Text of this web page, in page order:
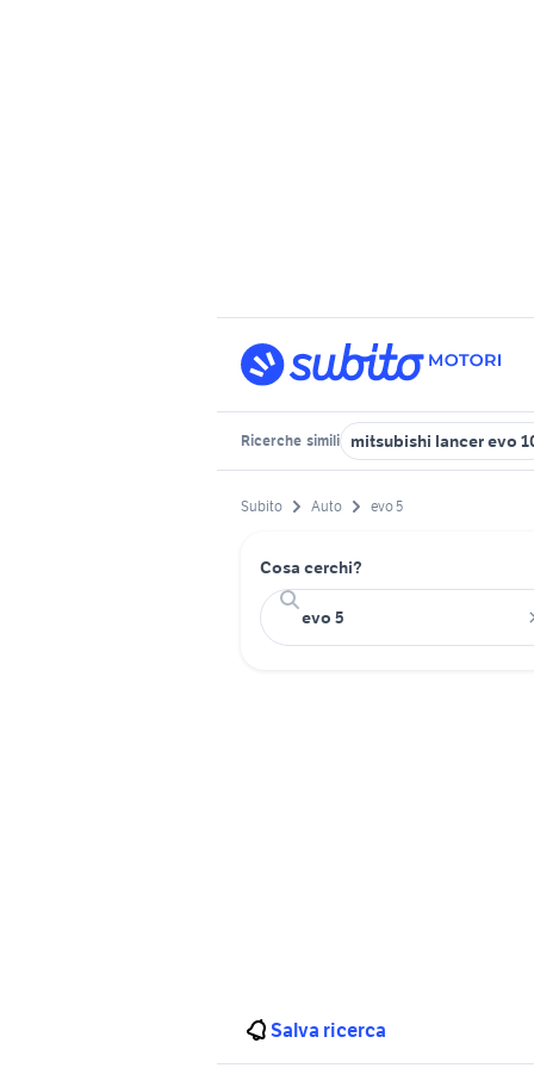
Ricerche simili mitsubishi lancer evo
Subito Auto evo 5
Cosa cerchi?
Salva ricerca